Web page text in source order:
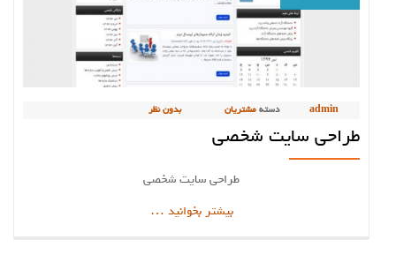
admin دسته مشتریان بدون نظر
طراحی سایت شخصی
طراحی سایت شخصی
بیشتر بخوانیددربارهطراحی
…